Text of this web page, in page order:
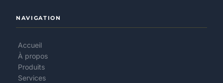
NAVIGATION
Accueil
À propos
Produits
Services